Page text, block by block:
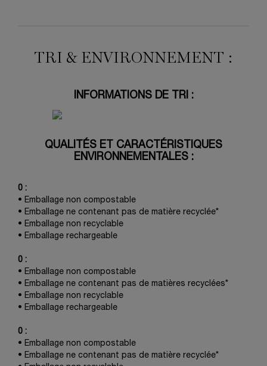
TRI & ENVIRONNEMENT :
INFORMATIONS DE TRI :
QUALITÉS ET CARACTÉRISTIQUES
ENVIRONNEMENTALES :
0 :
• Emballage non compostable
• Emballage ne contenant pas de matière recyclée*
• Emballage non recyclable
• Emballage rechargeable
0 :
• Emballage non compostable
• Emballage ne contenant pas de matières recyclées*
• Emballage non recyclable
• Emballage rechargeable
0 :
• Emballage non compostable
• Emballage ne contenant pas de matière recyclée*